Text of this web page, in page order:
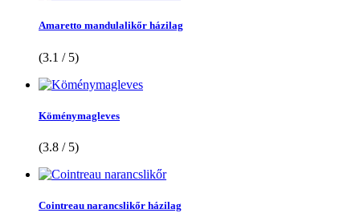
Amaretto mandulalikőr házilag
(3.1 / 5)
Köménymagleves
(3.8 / 5)
Cointreau narancslikőr házilag